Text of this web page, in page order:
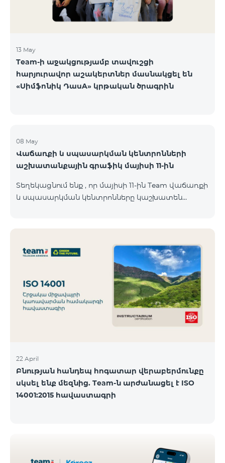
13 May
Team-ի աջակցությամբ տավուշցի
հարյուրավոր աշակերտներ մասնակցել են
«Սիմֆոնիկ ԴասA» կրթական ծրագրին
08 May
Վաճառքի և սպասարկման կենտրոնների
աշխատանքային գրաֆիկ մայիսի 11-ին
Տեղեկացնում ենք , որ մայիսի 11-ին Team վաճառքի
և սպասարկման կենտրոնները կաշխատեն
Բնականուն գրաֆիկը Մայիսի 11-ի փոփոխված
գրաֆիկը Երևան Կիլիկիա 09:00-18:00 09:00-17:00
Երևան Անդրանիկ 09:00-18:00 09:00-17:00 Երևան
ՀԱԹ 09:00-20:00 09:00-17:00 Երևան Ազատություն
09:00-19:00 09:00-17:00 Երևան Կոմիտաս 1 09:00-
19:00 09:00-17:00 Երևան Դավիթաշեն 09:00-20:00
22 April
Բնության հանդեպ հոգատար վերաբերմունքը
սկսել ենք մեզնից. Team-ն արժանացել է ISO
14001:2015 հավաստագրի